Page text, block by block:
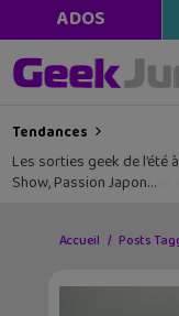
ADOS
Tendances
Les sorties geek de l’été
Show, Passion Japon…
Accueil Posts